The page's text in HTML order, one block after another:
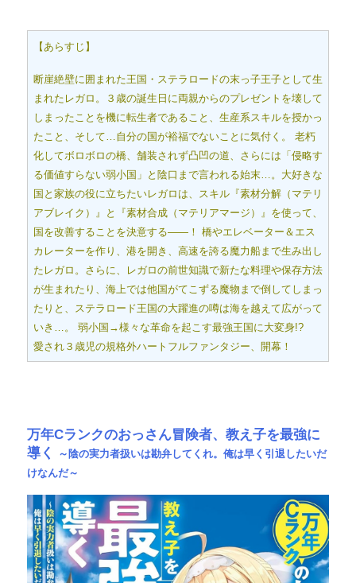
【あらすじ】
断崖絶壁に囲まれた王国・ステラロードの末っ子王子として生
まれたレガロ。３歳の誕生日に両親からのプレゼントを壊して
しまったことを機に転生者であること、生産系スキルを授かっ
たこと、そして…自分の国が裕福でないことに気付く。 老朽
化してボロボロの橋、舗装されず凸凹の道、さらには「侵略す
る価値すらない弱小国」と陰口まで言われる始末…。大好きな
国と家族の役に立ちたいレガロは、スキル『素材分解（マテリ
アブレイク）』と『素材合成（マテリアマージ）』を使って、
国を改善することを決意する――！ 橋やエレベーター＆エス
カレーターを作り、港を開き、高速を誇る魔力船まで生み出し
たレガロ。さらに、レガロの前世知識で新たな料理や保存方法
が生まれたり、海上では他国がてこずる魔物まで倒してしまっ
たりと、ステラロード王国の大躍進の噂は海を越えて広がって
いき…。 弱小国→様々な革命を起こす最強王国に大変身!?
愛され３歳児の規格外ハートフルファンタジー、開幕！
万年Cランクのおっさん冒険者、教え子を最強に
導く
～陰の実力者扱いは勘弁してくれ。俺は早く引退したいだ
けなんだ～